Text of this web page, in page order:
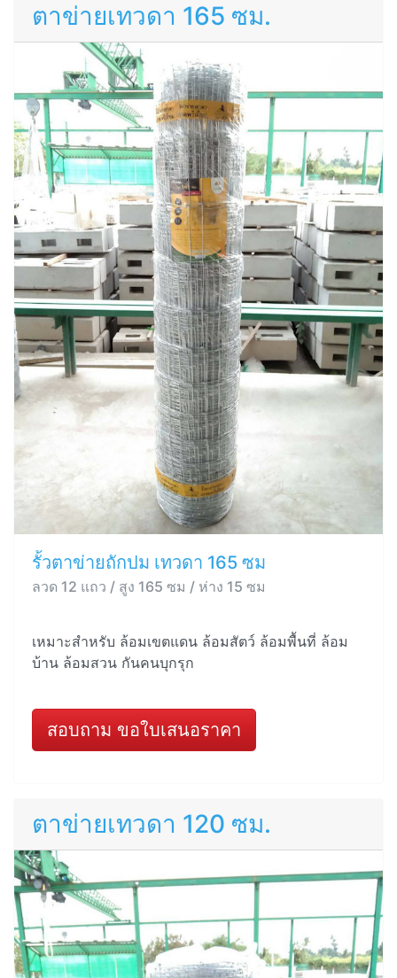
ตาข่ายเทวดา 165 ซม.
รั้วตาข่ายถักปม เทวดา 165 ซม
ลวด 12 แถว / สูง 165 ซม / ห่าง 15 ซม
เหมาะสำหรับ ล้อมเขตแดน ล้อมสัตว์ ล้อมพื้นที่ ล้อม
บ้าน ล้อมสวน กันคนบุกรุก
สอบถาม ขอใบเสนอราคา
ตาข่ายเทวดา 120 ซม.